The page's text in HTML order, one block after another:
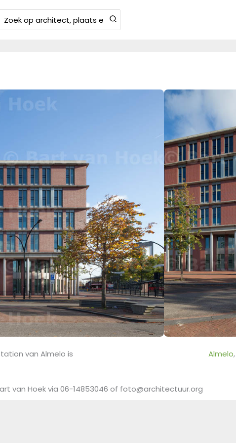
Zoeken
van Almelo is
Almelo,
van Hoek via 06-14853046 of foto@architectuur.org